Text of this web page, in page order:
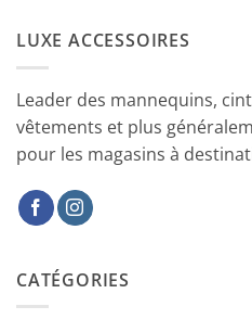
LUXE ACCESSOIRES
Leader des mannequins,
vêtements et plus
pour les magasins à
CATÉGORIES